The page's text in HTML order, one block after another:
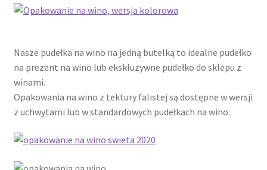
Nasze pudełka na wino na jedną butelką to idealne pudełko
na prezent na wino lub ekskluzywne pudełko do sklepu z
winami.
Opakowania na wino z tektury falistej są dostępne w wersji
z uchwytami lub w standardowych pudełkach na wino.